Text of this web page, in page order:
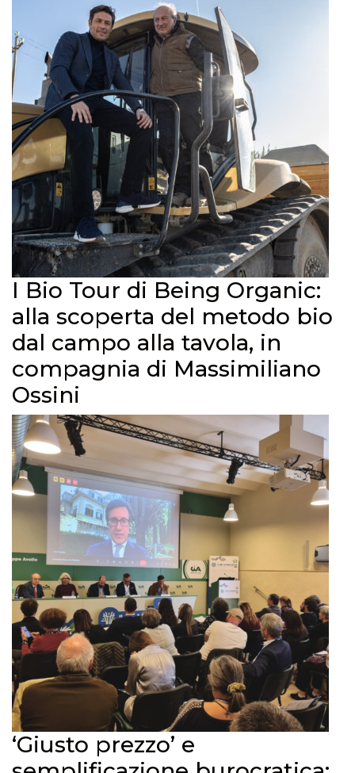
I Bio Tour di Being Organic:
alla scoperta del metodo bio
dal campo alla tavola, in
compagnia di Massimiliano
Ossini
‘Giusto prezzo’ e